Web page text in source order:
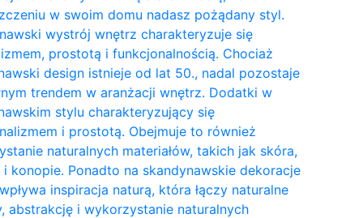
w swoim domu nadasz pożądany styl.
wystrój wnętrz charakteryzuje się
prostotą i funkcjonalnością. Chociaż
design istnieje od lat 50., nadal pozostaje
trendem w aranżacji wnętrz. Dodatki w
stylu charakteryzujący się
i prostotą. Obejmuje to również
naturalnych materiałów, takich jak skóra,
konopie. Ponadto na skandynawskie dekoracje
inspiracja naturą, która łączy naturalne
abstrakcję i wykorzystanie naturalnych